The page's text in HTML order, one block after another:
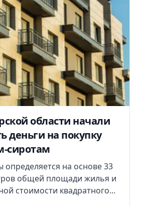
области начали
деньги на покупку
сиротам
определяется на основе 33
общей площади жилья и
стоимости квадратного...